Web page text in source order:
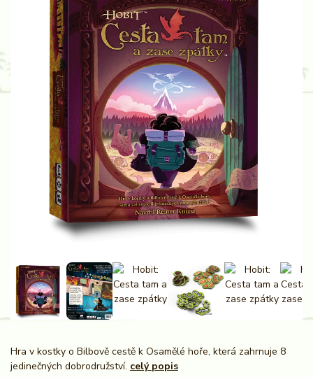
Hra v kostky o Bilbově cestě k Osamělé hoře, která zahrnuje 8
jedinečných dobrodružství. celý popis